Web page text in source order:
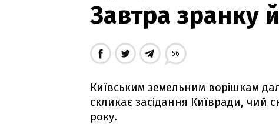
Завтра зранку
56
Київським земельним ворішкам
скликає засідання Київради, чий
року.